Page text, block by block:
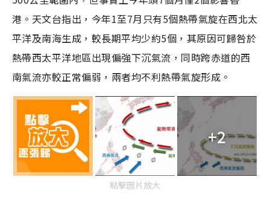
港。天文台指出，今年1至7月只有5個熱帶氣旋在西北太
平洋及南海生成，較長期平均少約5個，其原因可歸咎於
熱帶西太平洋地區出現偏強下沉氣流，同時跨赤道的西
南氣流亦較正常偏弱，兩者均不利熱帶氣旋形成。
+2
點擊圖片放大